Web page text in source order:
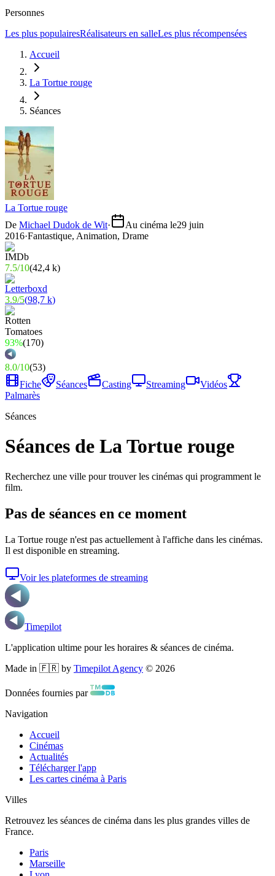
Personnes
Les plus populairesRéalisateurs en salleLes plus récompensées
Accueil
La Tortue rouge
Séances
La Tortue rouge
De Michael Dudok de Wit· Au cinéma le29 juin
2016·Fantastique, Animation, Drame
7.5/10(42,4 k)
3.9/5(98,7 k)
93%(170)
8.0/10(53)
Fiche
Séances Casting Streaming
Vidéos
Palmarès
Séances
Séances de La Tortue rouge
Recherchez une ville pour trouver les cinémas qui programment le
film.
Pas de séances en ce moment
La Tortue rouge n'est pas actuellement à l'affiche dans les cinémas.
Il est disponible en streaming.
Voir les plateformes de streaming
Timepilot
L'application ultime pour les horaires & séances de cinéma.
Made in 🇫🇷 by Timepilot Agency © 2026
Données fournies par
Navigation
Accueil
Cinémas
Actualités
Télécharger l'app
Les cartes cinéma à Paris
Villes
Retrouvez les séances de cinéma dans les plus grandes villes de
France.
Paris
Marseille